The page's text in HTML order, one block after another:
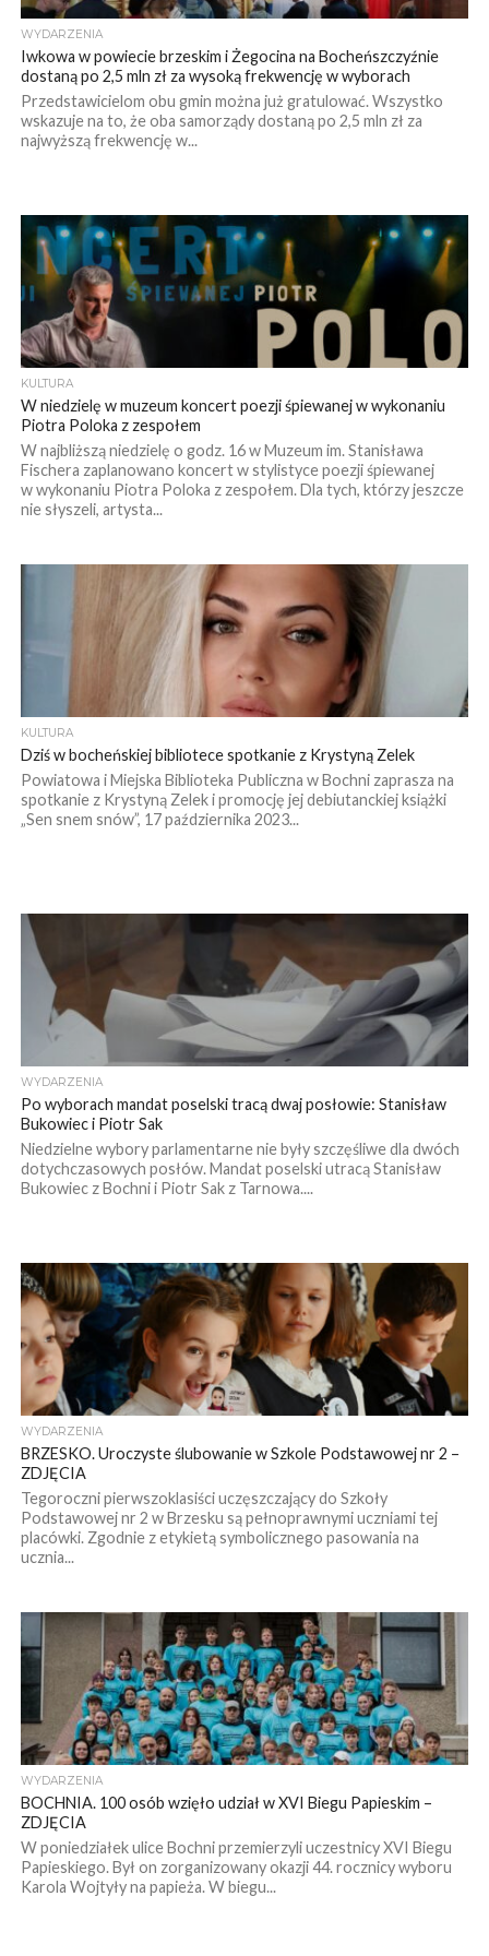
WYDARZENIA
Iwkowa w powiecie brzeskim i Żegocina na Bocheńszczyźnie
dostaną po 2,5 mln zł za wysoką frekwencję w wyborach
Przedstawicielom obu gmin można już gratulować. Wszystko
wskazuje na to, że oba samorządy dostaną po 2,5 mln zł za
najwyższą frekwencję w...
KULTURA
W niedzielę w muzeum koncert poezji śpiewanej w wykonaniu
Piotra Poloka z zespołem
W najbliższą niedzielę o godz. 16 w Muzeum im. Stanisława
Fischera zaplanowano koncert w stylistyce poezji śpiewanej
w wykonaniu Piotra Poloka z zespołem. Dla tych, którzy jeszcze
nie słyszeli, artysta...
KULTURA
Dziś w bocheńskiej bibliotece spotkanie z Krystyną Zelek
Powiatowa i Miejska Biblioteka Publiczna w Bochni zaprasza na
spotkanie z Krystyną Zelek i promocję jej debiutanckiej książki
„Sen snem snów”, 17 października 2023...
WYDARZENIA
Po wyborach mandat poselski tracą dwaj posłowie: Stanisław
Bukowiec i Piotr Sak
Niedzielne wybory parlamentarne nie były szczęśliwe dla dwóch
dotychczasowych posłów. Mandat poselski utracą Stanisław
Bukowiec z Bochni i Piotr Sak z Tarnowa....
WYDARZENIA
BRZESKO. Uroczyste ślubowanie w Szkole Podstawowej nr 2 –
ZDJĘCIA
Tegoroczni pierwszoklasiści uczęszczający do Szkoły
Podstawowej nr 2 w Brzesku są pełnoprawnymi uczniami tej
placówki. Zgodnie z etykietą symbolicznego pasowania na
ucznia...
WYDARZENIA
BOCHNIA. 100 osób wzięło udział w XVI Biegu Papieskim –
ZDJĘCIA
W poniedziałek ulice Bochni przemierzyli uczestnicy XVI Biegu
Papieskiego. Był on zorganizowany okazji 44. rocznicy wyboru
Karola Wojtyły na papieża. W biegu...